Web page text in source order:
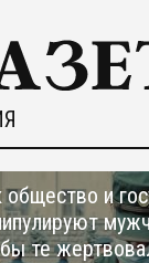
общество и
те